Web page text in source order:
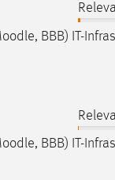
, BBB) IT-
, BBB) IT-